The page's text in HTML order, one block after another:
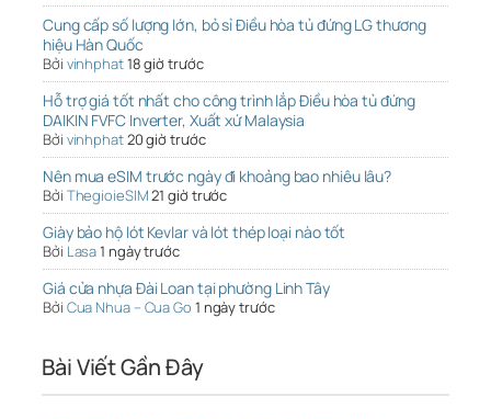
Cung cấp số lượng lớn, bỏ sỉ Điều hòa tủ đứng LG thương
hiệu Hàn Quốc
Bởi vinhphat18 giờ trước
Hỗ trợ giá tốt nhất cho công trình lắp Điều hòa tủ đứng
DAIKIN FVFC Inverter, Xuất xứ Malaysia
Bởi vinhphat20 giờ trước
Nên mua eSIM trước ngày đi khoảng bao nhiêu lâu?
Bởi ThegioieSIM21 giờ trước
Giày bảo hộ lót Kevlar và lót thép loại nào tốt
Bởi Lasa1 ngày trước
Giá cửa nhựa Đài Loan tại phường Linh Tây
Bởi Cua Nhua – Cua Go 1 ngày trước
Bài Viết Gần Đây